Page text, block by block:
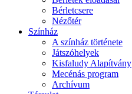
Bérletcsere
Nézőtér
Színház
A színház története
Játszóhelyek
Kisfaludy Alapítvány
Mecénás program
Archívum